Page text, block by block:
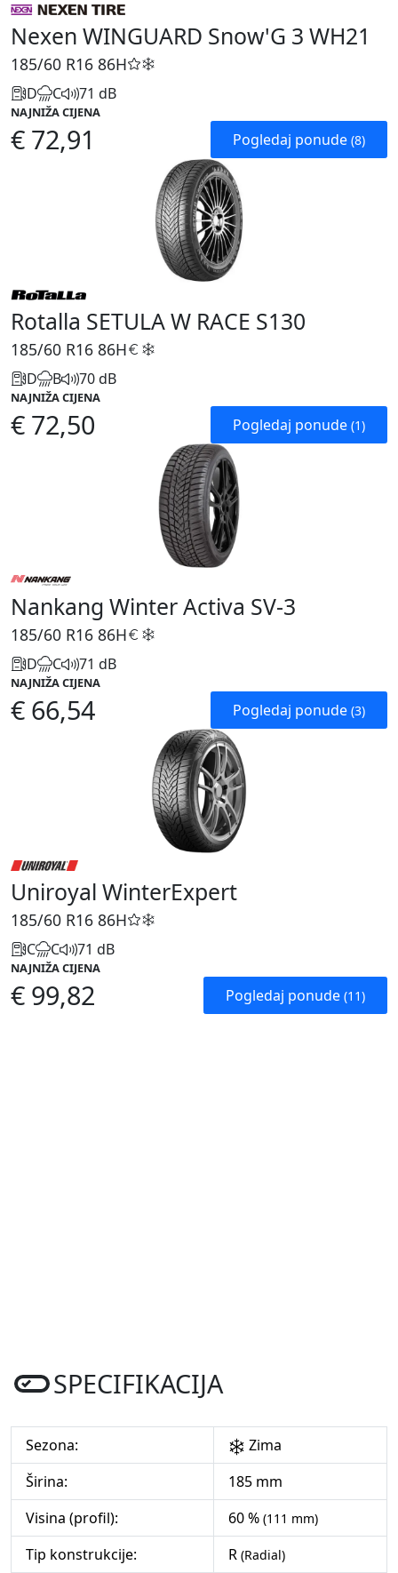
Nexen WINGUARD Snow'G 3 WH21
185/60 R16 86H
D C 71 dB
NAJNIŽA CIJENA
€ 72,91 Pogledaj ponude (8)
Rotalla SETULA W RACE S130
185/60 R16 86H
D B 70 dB
NAJNIŽA CIJENA
€ 72,50 Pogledaj ponude (1)
Nankang Winter Activa SV-3
185/60 R16 86H
D C 71 dB
NAJNIŽA CIJENA
€ 66,54 Pogledaj ponude (3)
Uniroyal WinterExpert
185/60 R16 86H
C C 71 dB
NAJNIŽA CIJENA
€ 99,82 Pogledaj ponude (11)
SPECIFIKACIJA
Sezona:
Zima
Širina:
185 mm
Visina (profil):
60 % (111 mm)
Tip konstrukcije: R (Radial)